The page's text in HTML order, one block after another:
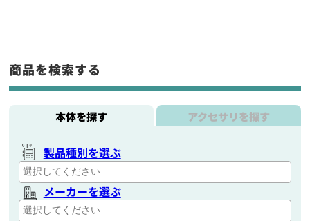
商品を検索する
本体を探す アクセサリを探す
製品種別を選ぶ
メーカーを選ぶ